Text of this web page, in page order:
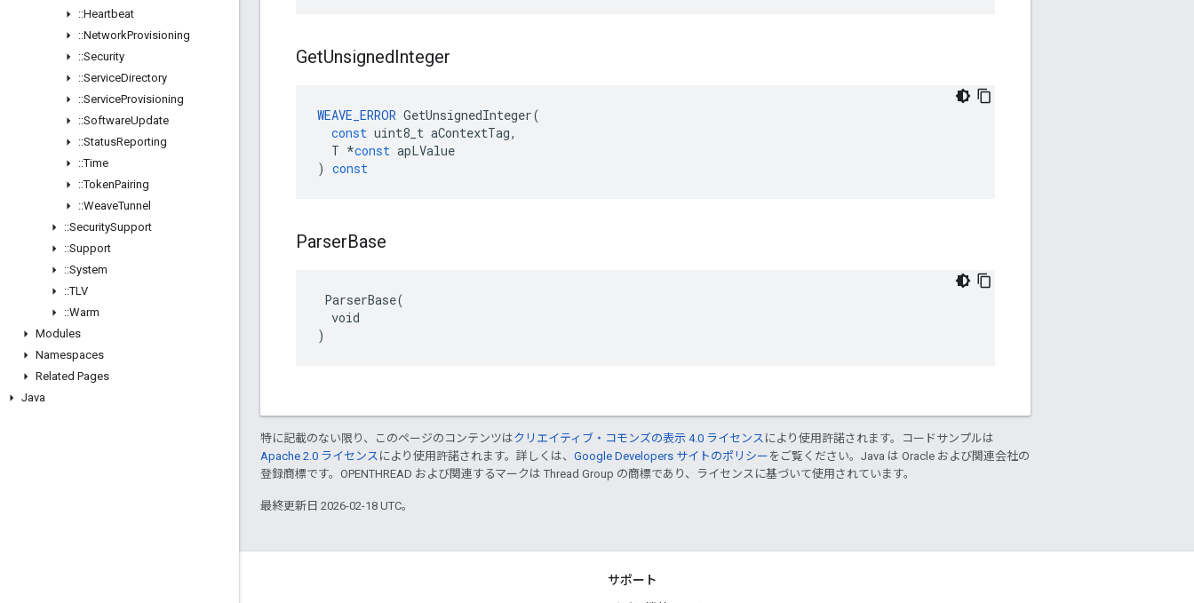
::Heartbeat
::NetworkProvisioning
::Security
::ServiceDirectory
::ServiceProvisioning
::SoftwareUpdate
::StatusReporting
::Time
::TokenPairing
::WeaveTunnel
::SecuritySupport
::Support
::System
::TLV
::Warm
Modules
Namespaces
Related Pages
Java
GetUnsignedInteger
WEAVE_ERROR GetUnsignedInteger(
const uint8_t aContextTag,
T *const apLValue
) const
ParserBase
ParserBase(
  void
)
特に記載のない限り、このページのコンテンツはクリエイティブ・コモンズの表示 4.0 ライセンス により使用許諾されます。コードサンプルは
Apache 2.0 ライセンス により使用許諾されます。詳しくは、 Google Developers サイトのポリシー をご覧ください。Java は Oracle および関連会社の
登録商標です。OPENTHREAD および関連するマークは Thread Group の商標であり、ライセンスに基づいて使用されています。
最終更新日 2026-02-18 UTC。
サポート